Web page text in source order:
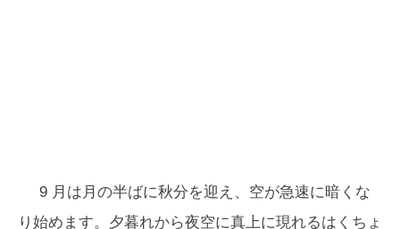
9 月は月の半ばに秋分を迎え、空が急速に暗くな
り始めます。夕暮れから夜空に真上に現れるはくちょ